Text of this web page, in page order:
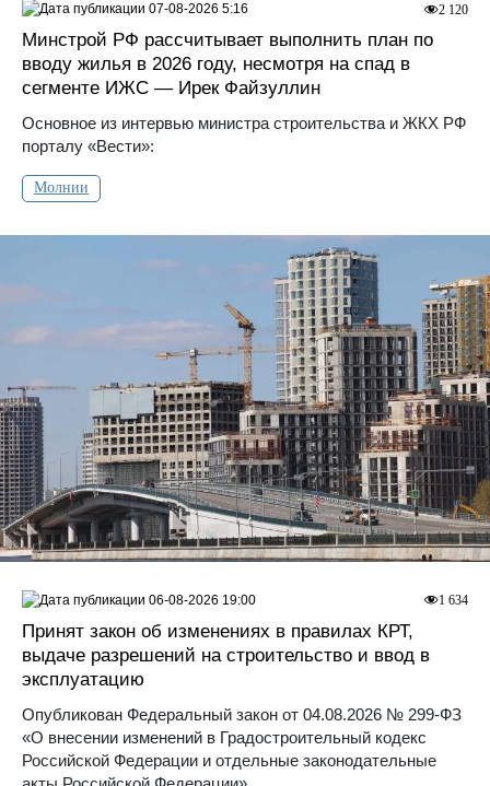
Минстрой РФ рассчитывает выполнить план по
вводу жилья в 2026 году, несмотря на спад в
сегменте ИЖС — Ирек Файзуллин
Основное из интервью министра строительства и ЖКХ РФ
порталу «Вести»:
Молнии
2 120
07-08-2026 5:16
Принят закон об изменениях в правилах КРТ,
выдаче разрешений на строительство и ввод в
эксплуатацию
Опубликован Федеральный закон от 04.08.2026 № 299-ФЗ
«О внесении изменений в Градостроительный кодекс
Российской Федерации и отдельные законодательные
1 634
06-08-2026 19:00